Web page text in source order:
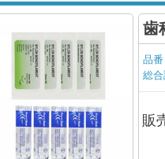
歯
品
総
販